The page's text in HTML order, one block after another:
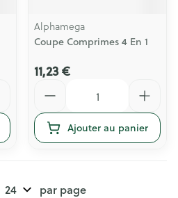
Alphamega
Coupe Comprimes 4 En 1
11,23 €
Ajouter au panier
par page